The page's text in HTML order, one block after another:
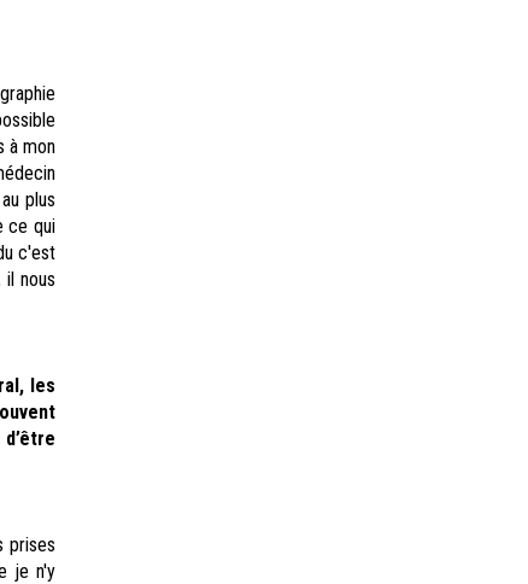
à mon
plus
ce qui
c'est
nous
les
prises
je n'y